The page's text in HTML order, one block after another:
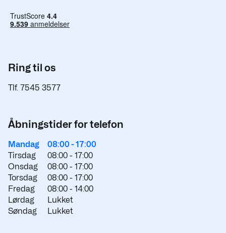
Ring til os
Tlf. 7545 3577
Åbningstider for telefon
Mandag 08:00 -17:00
Tirsdag
08:00 - 17:00
Onsdag
08:00 - 17:00
Torsdag
08:00 - 17:00
Fredag
08:00 - 14:00
Lørdag
Lukket
Søndag
Lukket